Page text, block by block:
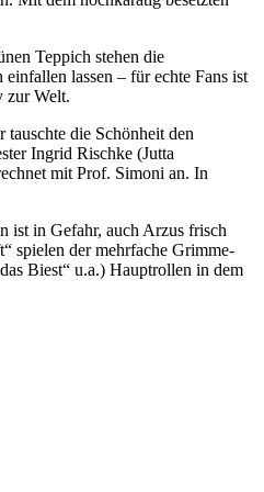
Teppich stehen die
lassen – für echte Fans ist
zur Welt.
die Schönheit den
Ingrid Rischke (Jutta
mit Prof. Simoni an. In
ist in Gefahr, auch Arzus frisch
spielen der mehrfache Grimme-
Biest“ u.a.) Hauptrollen in dem